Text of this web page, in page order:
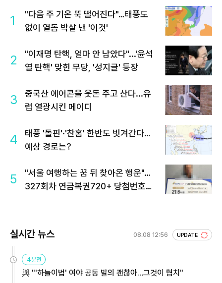
1
"다음 주 기온 뚝 떨어진다"…태풍도
없이 열돔 박살 낸 '이것'
2
"이재명 탄핵, 얼마 안 남았다"...'윤석
열 탄핵' 맞힌 무당, '성지글' 등장
3
중국산 에어콘을 웃돈 주고 산다...유
럽 열광시킨 메이디
4
태풍 '돌핀'·'찬홈' 한반도 빗겨간다…
예상 경로는?
5
"서울 여행하는 꿈 뒤 찾아온 행운"…
327회차 연금복권720+ 당첨번호조
실시간 뉴스 08.08 12:56 UPDATE
4분전
與 "'하늘이법' 여야 공동 발의 괜찮아…그것이 협치"